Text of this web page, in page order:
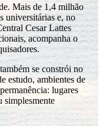
Mais de 1,4 milhão
universitárias e, no
Cesar Lattes
acompanha o
se constrói no
estudo, ambientes de
lugares
simplesmente